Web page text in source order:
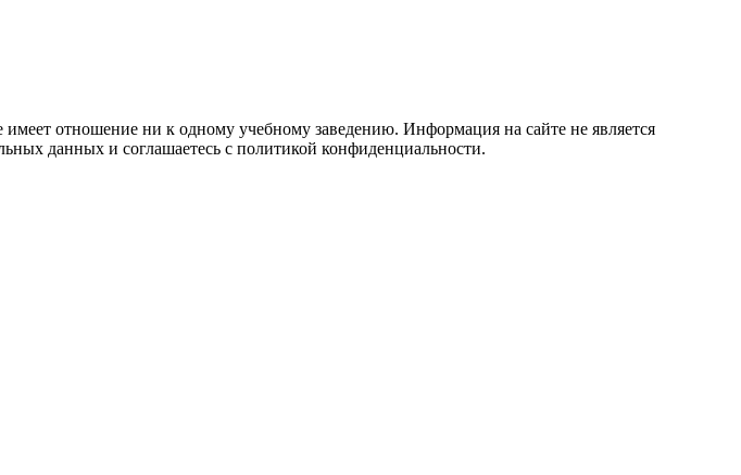
имеет отношение ни к одному учебному заведению. Информация на сайте не является
данных и соглашаетесь с политикой конфиденциальности.